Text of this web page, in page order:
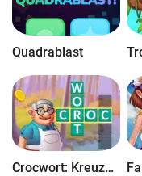
den absoluten
Quadrablast
Crocwort: Kreuzworträtsel